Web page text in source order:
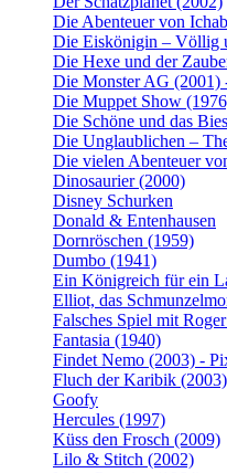
Die Abenteuer von
Die Eiskönigin – Völlig
Die Hexe und der
Die Monster AG (2001)
Die Muppet Show
Die Schöne und das
Die Unglaublichen –
Die vielen Abenteuer
Dinosaurier (2000)
Disney Schurken
Donald & Entenhausen
Dornröschen (1959)
Dumbo (1941)
Ein Königreich für ein
Elliot, das
Falsches Spiel mit
Fantasia (1940)
Findet Nemo (2003) -
Fluch der Karibik (2003)
Goofy
Hercules (1997)
Küss den Frosch (2009)
Lilo & Stitch (2002)